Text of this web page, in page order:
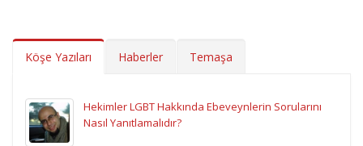
Köşe Yazıları Haberler Temaşa
Hekimler LGBT Hakkında Ebeveynlerin Sorularını
Nasıl Yanıtlamalıdır?